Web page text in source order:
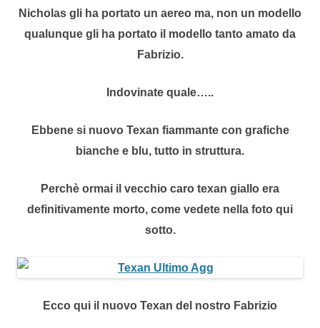
Nicholas gli ha portato un aereo ma, non un modello
qualunque gli ha portato il modello tanto amato da
Fabrizio.
Indovinate quale…..
Ebbene si nuovo Texan fiammante con grafiche
bianche e blu, tutto in struttura.
Perchè ormai il vecchio caro texan giallo era
definitivamente morto, come vedete nella foto qui
sotto.
Ecco qui il nuovo Texan del nostro Fabrizio